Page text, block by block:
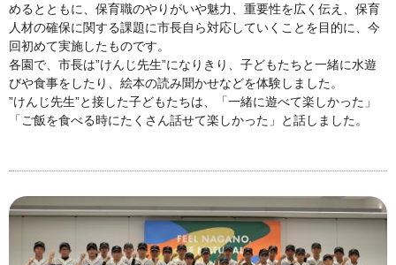
めるとともに、保育職のやりがいや魅力、重要性を広く伝え、保育
人材の確保に関する課題に市長自ら対応していくことを目的に、今
回初めて実施したものです。
各園で、市長は”けんじ先生”になりきり、子どもたちと一緒に水遊
びや食事をしたり、絵本の読み聞かせなどを体験しました。
”けんじ先生”と接した子どもたちは、「一緒に遊べて楽しかった」
「ご飯を食べる時にたくさん話せて楽しかった」と話しました。